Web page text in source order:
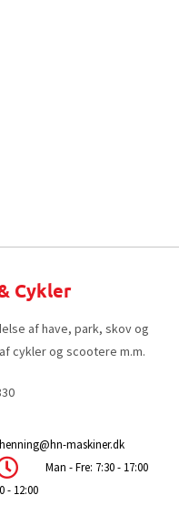
Cykler
af have, park, skov og
cykler og scootere m.m.
henning@hn-maskiner.dk
Man - Fre: 7:30 - 17:00
- 12:00